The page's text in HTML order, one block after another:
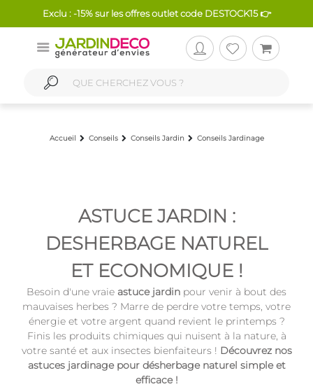
Exclu : -15% sur les offres outlet code DESTOCK15 👉
Accueil Conseils Conseils Jardin Conseils Jardinage
ASTUCE JARDIN :
DESHERBAGE NATUREL
ET ECONOMIQUE !
Besoin d'une vraie astuce jardin pour venir à bout des
mauvaises herbes ? Marre de perdre votre temps, votre
énergie et votre argent quand revient le printemps ?
Finis les produits chimiques qui nuisent à la nature, à
votre santé et aux insectes bienfaiteurs ! Découvrez nos
astuces jardinage pour désherbage naturel simple et
efficace !